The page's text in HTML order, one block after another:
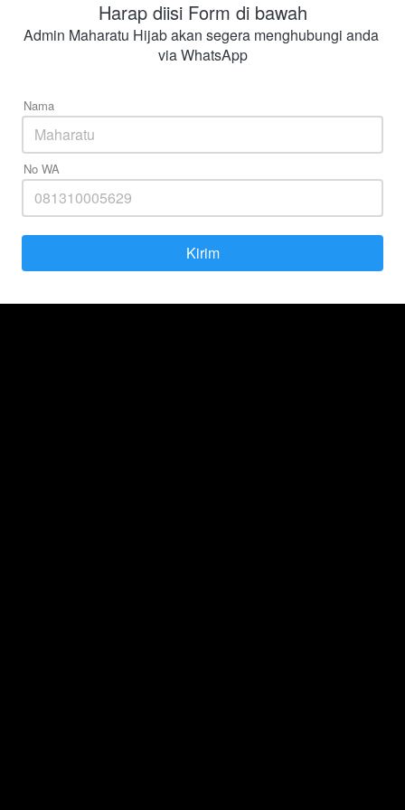
Harap diisi Form di bawah
Admin Maharatu Hijab akan segera menghubungi anda
via WhatsApp
Nama
No WA
`Kirim